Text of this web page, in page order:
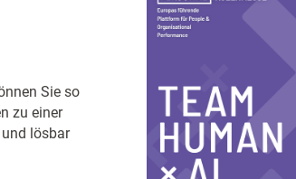
Sie so
zu einer
lösbar